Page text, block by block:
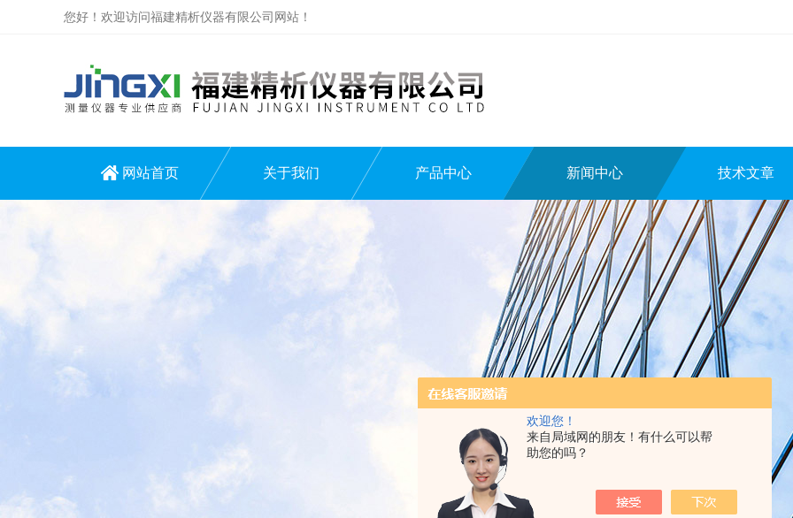
欢迎您！
来自局域网的朋友！有什么可以帮
助您的吗？
您好！欢迎访问福建精析仪器有限公司网站！
网站首页 关于我们 产品中心 新闻中心 技术文章